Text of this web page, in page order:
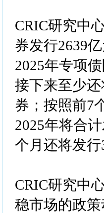
CRIC研究中
券发行2639
2025年专项
接下来至少
券；按照前7
2025年将合
个月还将发行
CRIC研究中
稳市场的政